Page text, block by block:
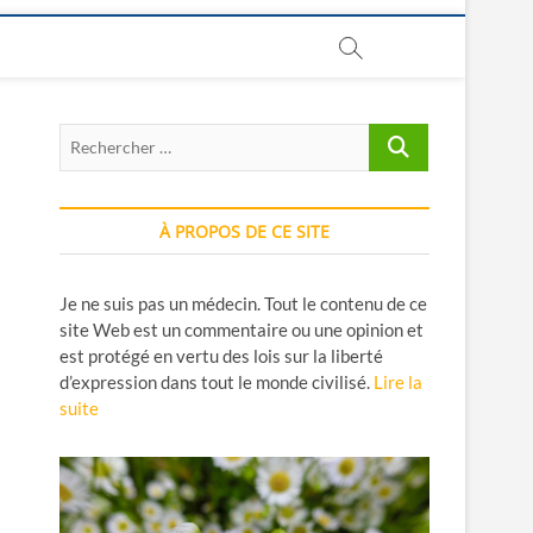
Rechercher
À PROPOS DE CE SITE
Je ne suis pas un médecin. Tout le contenu de ce
site Web est un commentaire ou une opinion et
est protégé en vertu des lois sur la liberté
d’expression dans tout le monde civilisé. Lire la
suite